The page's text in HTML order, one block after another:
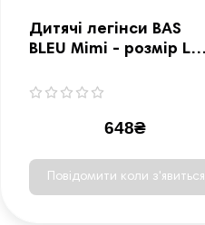
Дитячі легінси BAS
BLEU Mimi - розмір L
648₴
Повідомити коли з'явиться